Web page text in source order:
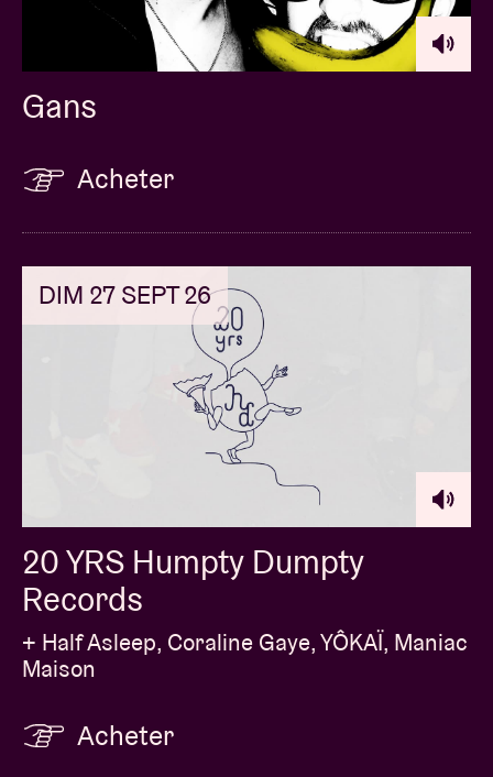
Gans
Acheter
DIM 27 SEPT 26
20 YRS Humpty Dumpty
Records
+ Half Asleep, Coraline Gaye, YÔKAÏ, Maniac
Maison
Acheter